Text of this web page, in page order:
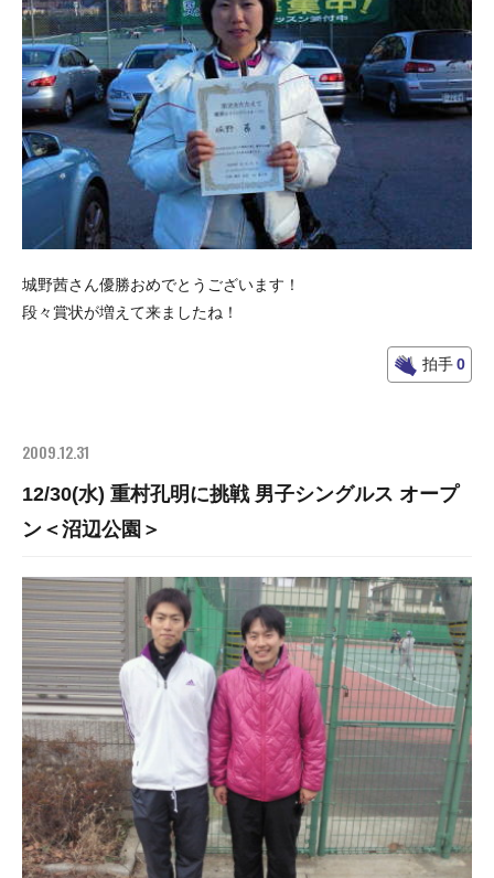
城野茜さん優勝おめでとうございます！
段々賞状が増えて来ましたね！
拍手0
2009.12.31
12/30(水) 重村孔明に挑戦 男子シングルス オープ
ン＜沼辺公園＞